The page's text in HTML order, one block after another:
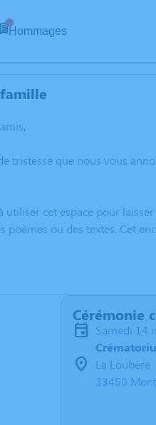
Hommages
tristesse que nous vous
utiliser cet espace pour
poèmes ou des textes. Cet
Cérémonie
samedi 14
La Loubère
33450